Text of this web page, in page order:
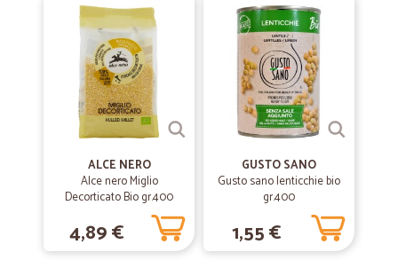
ALCE NERO
Alce nero Miglio
Decorticato Bio gr.400
4,89 €
GUSTO SANO
Gusto sano lenticchie bio
gr.400
1,55 €